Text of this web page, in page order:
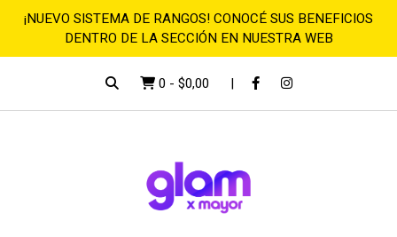
¡NUEVO SISTEMA DE RANGOS! CONOCÉ SUS BENEFICIOS
DENTRO DE LA SECCIÓN EN NUESTRA WEB
0 - $0,00